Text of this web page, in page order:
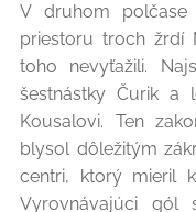
V druhom
priestoru troch žrdí
toho nevyťažili.
šestnástky Čurik a
Kousalovi. Ten
blysol dôležitým
centri, ktorý mieril
Vyrovnávajúci gól